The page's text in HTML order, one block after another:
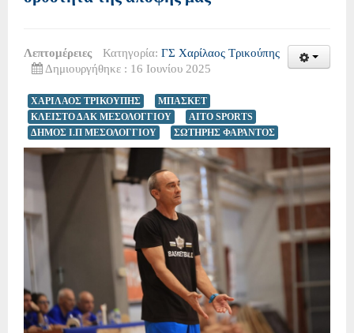
Λεπτομέρειες Κατηγορία: ΓΣ Χαρίλαος Τρικούπης
Δημιουργήθηκε : 16 Ιουνίου 2025
ΧΑΡΙΛΑΟΣ ΤΡΙΚΟΥΠΗΣ
ΜΠΑΣΚΕΤ
ΚΛΕΙΣΤΟ ΔΑΚ ΜΕΣΟΛΟΓΓΙΟΥ
AITO SPORTS
ΔΗΜΟΣ Ι.Π ΜΕΣΟΛΟΓΓΙΟΥ
ΣΩΤΗΡΗΣ ΦΑΡΑΝΤΟΣ